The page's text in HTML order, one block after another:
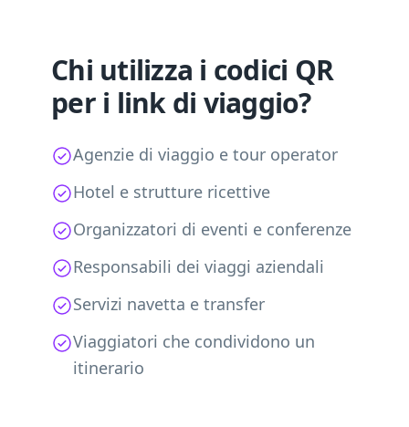
Chi utilizza i codici QR
per i link di viaggio?
Agenzie di viaggio e tour operator
Hotel e strutture ricettive
Organizzatori di eventi e conferenze
Responsabili dei viaggi aziendali
Servizi navetta e transfer
Viaggiatori che condividono un
itinerario